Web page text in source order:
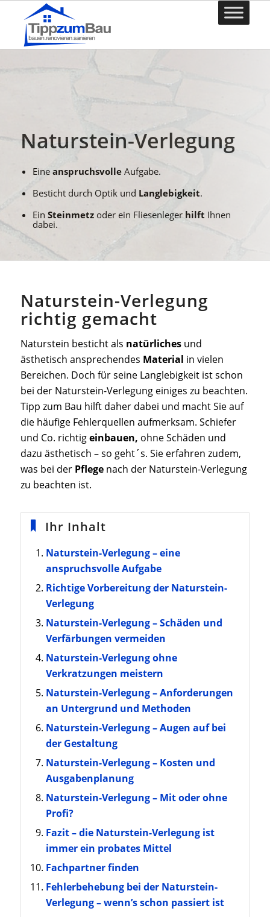
Naturstein-Verlegung
Eineanspruchsvolle Aufgabe.
Besticht durch Optik und Langlebigkeit.
EinSteinmetz oder ein Fliesenleger hilft Ihnen
dabei.
Naturstein-Verlegung
richtig gemacht
Naturstein besticht als natürlichesund
ästhetisch ansprechendes Material in vielen
Bereichen. Doch für seine Langlebigkeit ist schon
bei der Naturstein-Verlegung einiges zu beachten.
Tipp zum Bau hilft daher dabei und macht Sie auf
die häufige Fehlerquellen aufmerksam. Schiefer
und Co. richtigeinbauen, ohne Schäden und
dazu ästhetisch – so geht´s. Sie erfahren zudem,
was bei der Pflegenach der Naturstein-Verlegung
zu beachten ist.
Ihr Inhalt
Naturstein-Verlegung – eine
anspruchsvolle Aufgabe
Richtige Vorbereitung der Naturstein-
Verlegung
Naturstein-Verlegung – Schäden und
Verfärbungen vermeiden
Naturstein-Verlegung ohne
Verkratzungen meistern
Naturstein-Verlegung – Anforderungen
an Untergrund und Methoden
Naturstein-Verlegung – Augen auf bei
der Gestaltung
Naturstein-Verlegung – Kosten und
Ausgabenplanung
Naturstein-Verlegung – Mit oder ohne
Profi?
Fazit – die Naturstein-Verlegung ist
immer ein probates Mittel
Fachpartner finden
Fehlerbehebung bei der Naturstein-
Verlegung – wenn’s schon passiert ist